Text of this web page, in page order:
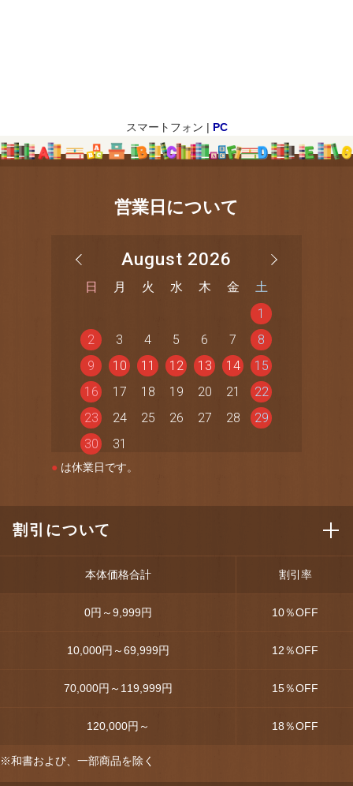
スマートフォン | PC
営業日について
August 2026
日 月 火 水 木 金
土
1
2
3 4 5 6 7
8
9
10 11 12 13 14
15
16
17 18 19 20 21
22
23
24 25 26 27 28
29
30
31
● は休業日です。
割引について
本体価格合計 割引率
0円～9,999円 10％OFF
10,000円～69,999円 12％OFF
70,000円～119,999円 15％OFF
120,000円～ 18％OFF
※和書および、一部商品を除く